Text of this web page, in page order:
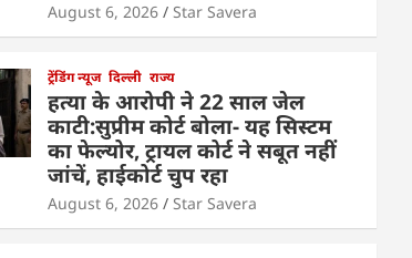
August 6, 2026 Star Savera
ट्रेंडिंग न्यूज दिल्ली राज्य
हत्या के आरोपी ने 22 साल जेल
काटी:सुप्रीम कोर्ट बोला- यह सिस्टम
का फेल्योर, ट्रायल कोर्ट ने सबूत नहीं
जांचें, हाईकोर्ट चुप रहा
August 6, 2026 Star Savera